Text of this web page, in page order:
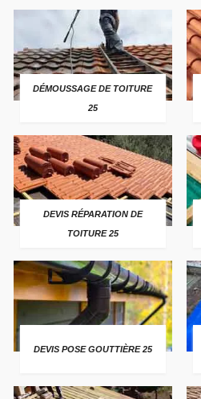
DÉMOUSSAGE DE TOITURE
25
DEVIS RÉPARATION DE
TOITURE 25
DEVIS POSE GOUTTIÈRE 25